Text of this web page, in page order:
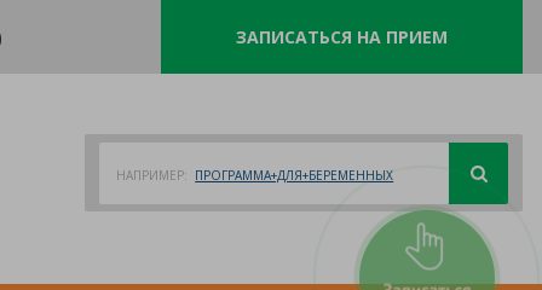
ЗАПИСАТЬСЯ НА ПРИЕМ
НАПРИМЕР: ПРОГРАММА+ДЛЯ+БЕРЕМЕННЫХ